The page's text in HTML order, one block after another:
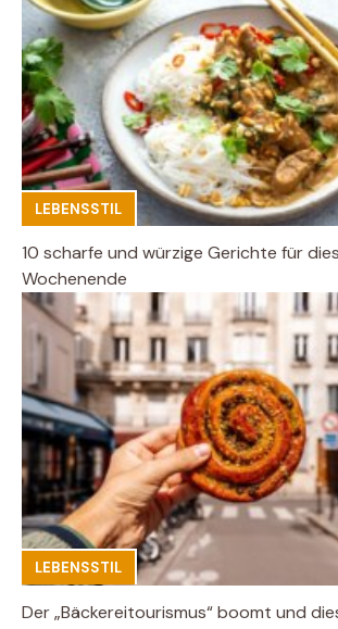
LEBENSSTIL
10 scharfe und würzige Gerichte für
Wochenende
LEBENSSTIL
Der „Bäckereitourismus“ boomt und